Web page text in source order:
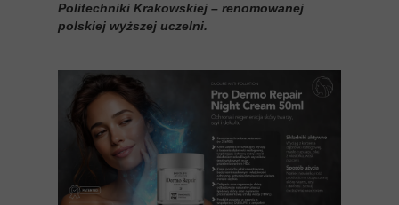
Politechniki Krakowskiej – renomowanej
polskiej wyższej uczelni.